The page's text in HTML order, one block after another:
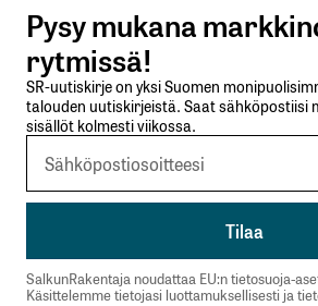
Lähetä kommentti
Pysy mukana
rytmissä!
SR-uutiskirje on yksi Suomen
talouden uutiskirjeistä. Saat sähköpostiisi
sisällöt kolmesti viikossa.
SalkunRakentaja noudattaa EU:n tietosuoja-
Käsittelemme tietojasi luottamuksellisesti ja